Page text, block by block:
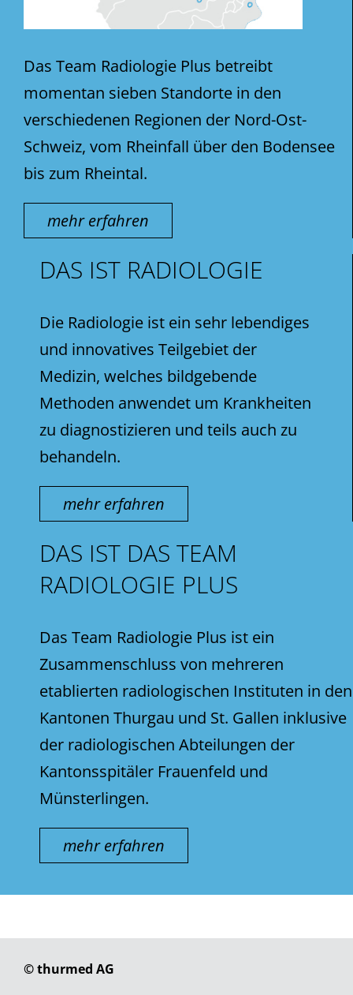
Das Team Radiologie Plus betreibt
momentan sieben Standorte in den
verschiedenen Regionen der Nord-Ost-
Schweiz, vom Rheinfall über den Bodensee
bis zum Rheintal.
mehr erfahren
DAS IST RADIOLOGIE
Die Radiologie ist ein sehr lebendiges
und innovatives Teilgebiet der
Medizin, welches bildgebende
Methoden anwendet um Krankheiten
zu diagnostizieren und teils auch zu
behandeln.
mehr erfahren
DAS IST DAS TEAM
RADIOLOGIE PLUS
Das Team Radiologie Plus ist ein
Zusammenschluss von mehreren
etablierten radiologischen Instituten in den
Kantonen Thurgau und St. Gallen inklusive
der radiologischen Abteilungen der
Kantonsspitäler Frauenfeld und
Münsterlingen.
mehr erfahren
© thurmed AG